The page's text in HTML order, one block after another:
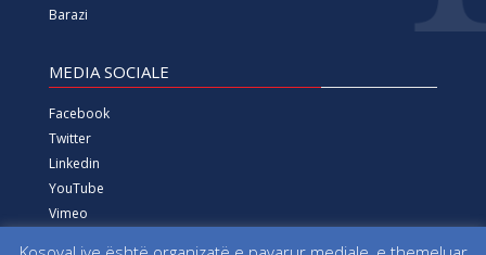
Barazi
MEDIA SOCIALE
Facebook
Twitter
Linkedin
YouTube
Vimeo